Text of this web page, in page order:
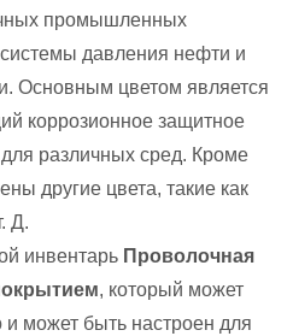
промышленных
давления нефти и
Основным цветом является
коррозионное защитное
различных сред. Кроме
другие цвета, такие как
Д.
инвентарь Проволочная
, который может
может быть настроен для